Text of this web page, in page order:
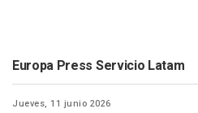
Europa Press Servicio Latam
Jueves, 11 junio 2026